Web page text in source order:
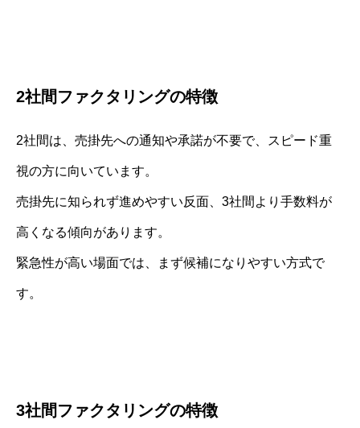
2社間ファクタリングの特徴
2社間は、売掛先への通知や承諾が不要で、スピード重
視の方に向いています。
売掛先に知られず進めやすい反面、3社間より手数料が
高くなる傾向があります。
緊急性が高い場面では、まず候補になりやすい方式で
す。
3社間ファクタリングの特徴